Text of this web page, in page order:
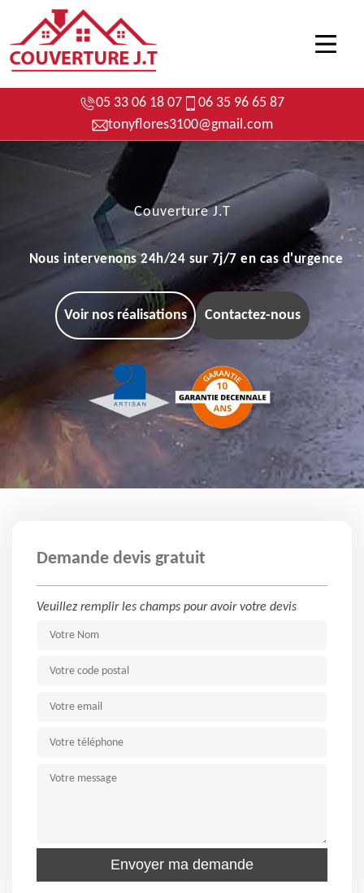
05 33 06 18 07
06 35 96 65 87
tonyflores3100@gmail.com
Couverture J.T
Nous intervenons 24h/24 sur 7j/7 en cas d'urgence
Voir nos réalisations Contactez-nous
Demande devis gratuit
Veuillez remplir les champs pour avoir votre devis